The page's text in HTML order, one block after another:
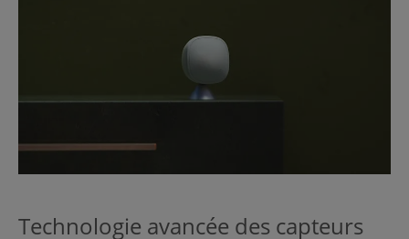
Technologie avancée des capteurs